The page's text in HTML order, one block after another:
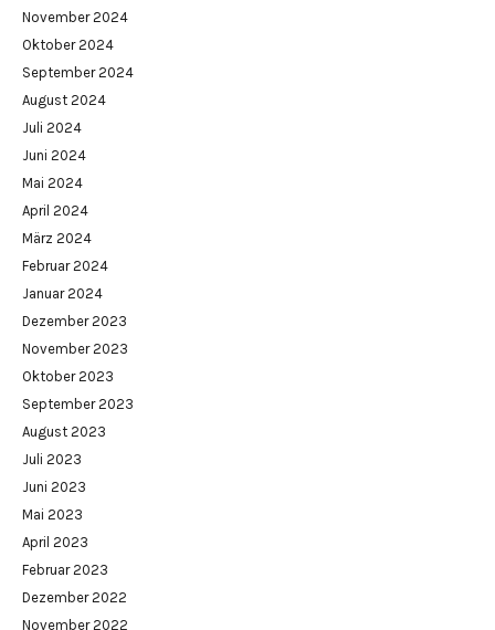
November 2024
Oktober 2024
September 2024
August 2024
Juli 2024
Juni 2024
Mai 2024
April 2024
März 2024
Februar 2024
Januar 2024
Dezember 2023
November 2023
Oktober 2023
September 2023
August 2023
Juli 2023
Juni 2023
Mai 2023
April 2023
Februar 2023
Dezember 2022
November 2022